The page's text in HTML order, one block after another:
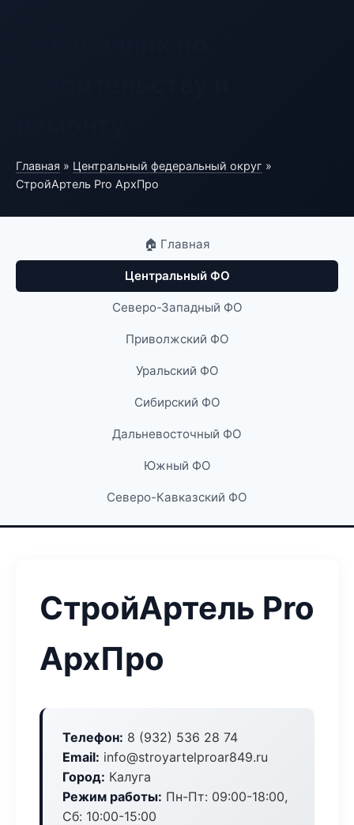
Главная » Центральный федеральный округ »
СтройАртель Pro АрхПро
🏠 Главная
Центральный ФО
Северо-Западный ФО
Приволжский ФО
Уральский ФО
Сибирский ФО
Дальневосточный ФО
Южный ФО
Северо-Кавказский ФО
СтройАртель Pro
АрхПро
Телефон: 8 (932) 536 28 74
Email: info@stroyartelproar849.ru
Город: Калуга
Режим работы: Пн-Пт: 09:00-18:00,
Сб: 10:00-15:00